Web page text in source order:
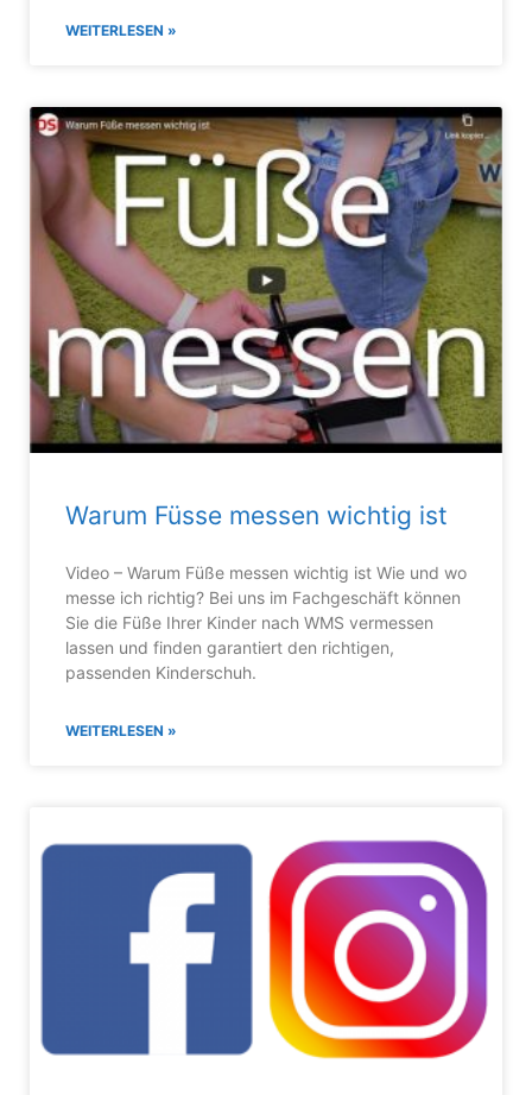
WEITERLESEN »
Warum Füsse messen wichtig ist
Video – Warum Füße messen wichtig ist Wie und wo
messe ich richtig? Bei uns im Fachgeschäft können
Sie die Füße Ihrer Kinder nach WMS vermessen
lassen und finden garantiert den richtigen,
passenden Kinderschuh.
WEITERLESEN »